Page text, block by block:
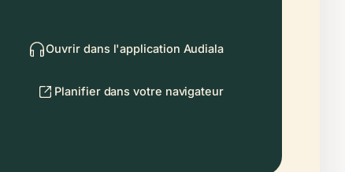
Ouvrir dans l'application Audiala
Planifier dans votre navigateur